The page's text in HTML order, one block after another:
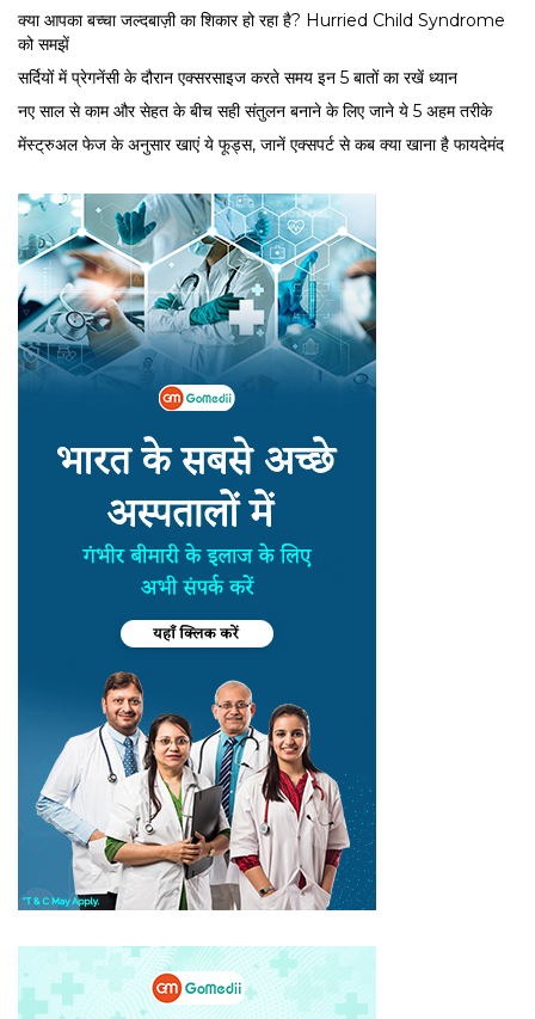
क्या आपका बच्चा जल्दबाज़ी का शिकार हो रहा है? Hurried Child Syndrome
को समझें
सर्द‍ियों में प्रेगनेंसी के दौरान एक्सरसाइज करते समय इन 5 बातों का रखें ध्यान
नए साल से काम और सेहत के बीच सही संतुलन बनाने के लिए जाने ये 5 अहम तरीके
मेंस्ट्रुअल फेज के अनुसार खाएं ये फूड्स, जानें एक्सपर्ट से कब क्या खाना है फायदेमंद